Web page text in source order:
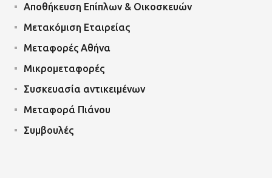
Αποθήκευση Επίπλων & Οικοσκευών
Μετακόμιση Εταιρείας
Μεταφορές Αθήνα
Μικρομεταφορές
Συσκευασία αντικειμένων
Μεταφορά Πιάνου
Συμβουλές